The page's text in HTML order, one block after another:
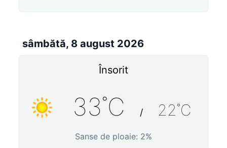
sâmbătă, 8 august 2026
Însorit
33˚C / 22˚C
Sanse de ploaie: 2%